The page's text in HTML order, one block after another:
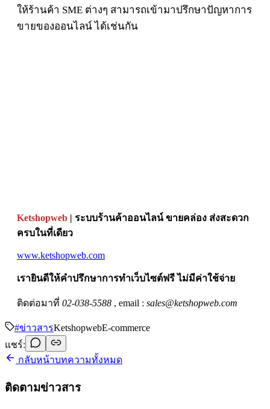
ให้ร้านค้า SME ต่างๆ สามารถเข้ามาปรึกษาปัญหาการ
ขายของออนไลน์ ได้เช่นกัน
Ketshopweb | ระบบร้านค้าออนไลน์ ขายคล่อง ส่งสะดวก
ครบในที่เดียว
www.ketshopweb.com
เรายินดีให้คำปรึกษาการทำเว็บไซต์ฟรี ไม่มีค่าใช้จ่าย
ติดต่อมาที่ 02-038-5588 , email : sales@ketshopweb.com
#ข่าวสารKetshopwebE-commerce
แชร์:
กลับหน้าบทความทั้งหมด
ติดตามข่าวสาร